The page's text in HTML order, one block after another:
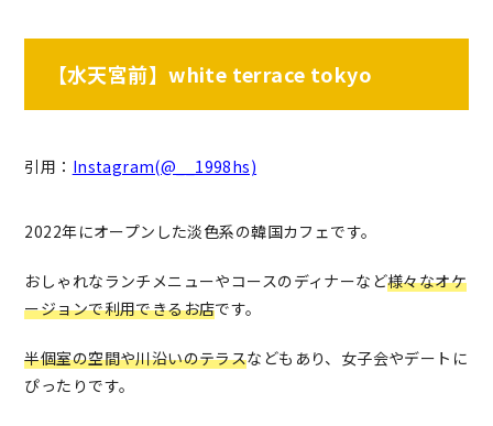
【水天宮前】white terrace tokyo
引用： Instagram(@__1998hs)
2022年にオープンした淡色系の韓国カフェです。
おしゃれなランチメニューやコースのディナーなど様々なオケ
ージョンで利用できるお店です。
半個室の空間や川沿いのテラスなどもあり、女子会やデートに
ぴったりです。